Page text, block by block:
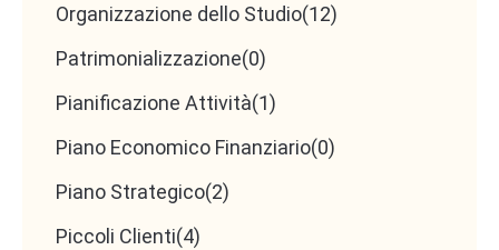
Organizzazione dello Studio(12)
Patrimonializzazione(0)
Pianificazione Attività(1)
Piano Economico Finanziario(0)
Piano Strategico(2)
Piccoli Clienti(4)